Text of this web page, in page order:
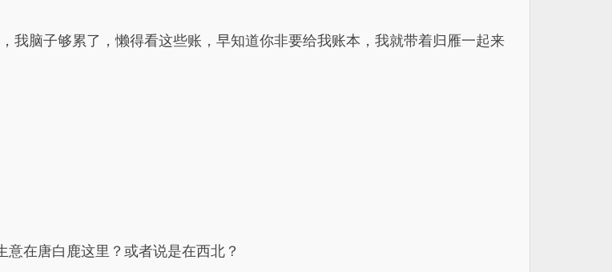
我脑子够累了，懒得看这些账，早知道你非要给我账本，我就带着归雁一起来
在唐白鹿这里？或者说是在西北？